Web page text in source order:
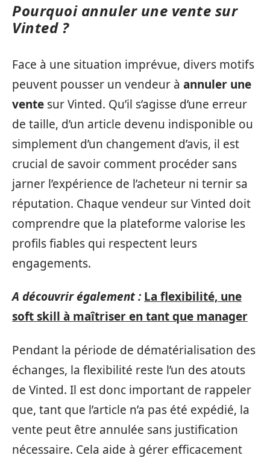
Pourquoi annuler une vente sur
Vinted ?
Face à une situation imprévue, divers motifs
peuvent pousser un vendeur à annuler une
vente sur Vinted. Qu’il s’agisse d’une erreur
de taille, d’un article devenu indisponible ou
simplement d’un changement d’avis, il est
crucial de savoir comment procéder sans
jarner l’expérience de l’acheteur ni ternir sa
réputation. Chaque vendeur sur Vinted doit
comprendre que la plateforme valorise les
profils fiables qui respectent leurs
engagements.
A découvrir également : La flexibilité, une
soft skill à maîtriser en tant que manager
Pendant la période de dématérialisation des
échanges, la flexibilité reste l’un des atouts
de Vinted. Il est donc important de rappeler
que, tant que l’article n’a pas été expédié, la
vente peut être annulée sans justification
nécessaire. Cela aide à gérer efficacement